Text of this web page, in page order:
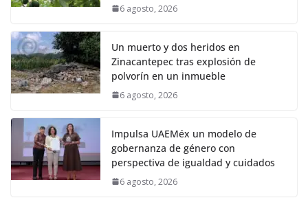
6 agosto, 2026
Un muerto y dos heridos en
Zinacantepec tras explosión de
polvorín en un inmueble
6 agosto, 2026
Impulsa UAEMéx un modelo de
gobernanza de género con
perspectiva de igualdad y cuidados
6 agosto, 2026